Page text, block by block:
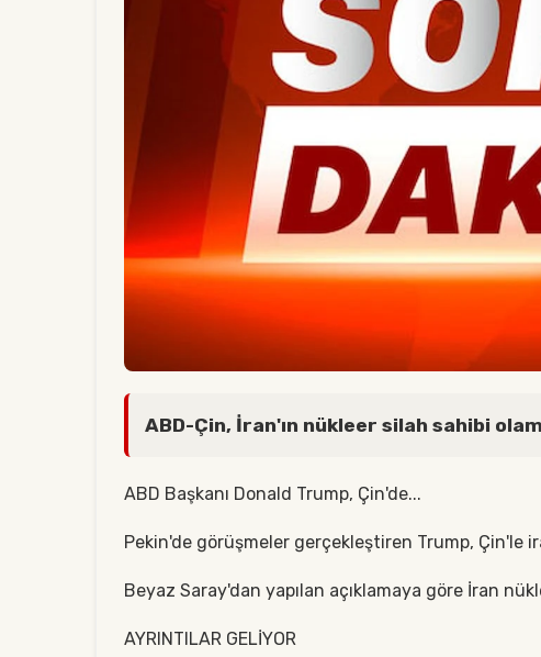
ABD-Çin, İran'ın nükleer silah sahibi
ABD Başkanı Donald Trump, Çin'de...
Pekin'de görüşmeler gerçekleştiren Trump, Çin'le
Beyaz Saray'dan yapılan açıklamaya göre İran
AYRINTILAR GELİYOR